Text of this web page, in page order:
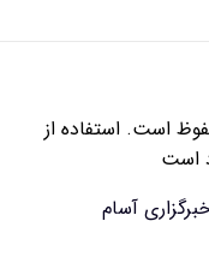
است. استفاده از
است
آسام